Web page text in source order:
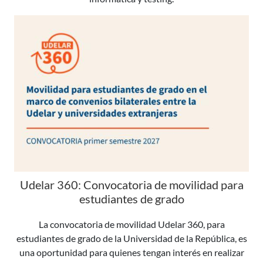
Udelar 360: Convocatoria de movilidad para
estudiantes de grado
La convocatoria de movilidad Udelar 360, para
estudiantes de grado de la Universidad de la República, es
una oportunidad para quienes tengan interés en realizar